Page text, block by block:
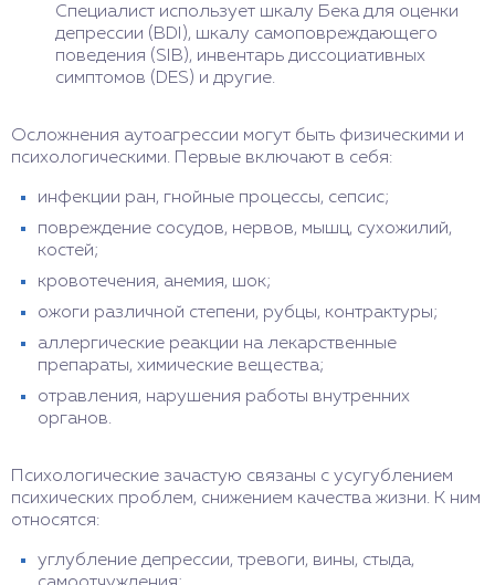
Специалист использует шкалу Бека для оценки
депрессии (BDI), шкалу самоповреждающего
поведения (SIB), инвентарь диссоциативных
симптомов (DES) и другие.
Осложнения аутоагрессии могут быть физическими и
психологическими. Первые включают в себя:
инфекции ран, гнойные процессы, сепсис;
повреждение сосудов, нервов, мышц, сухожилий,
костей;
кровотечения, анемия, шок;
ожоги различной степени, рубцы, контрактуры;
аллергические реакции на лекарственные
препараты, химические вещества;
отравления, нарушения работы внутренних
органов.
Психологические зачастую связаны с усугублением
психических проблем, снижением качества жизни. К ним
относятся:
углубление депрессии, тревоги, вины, стыда,